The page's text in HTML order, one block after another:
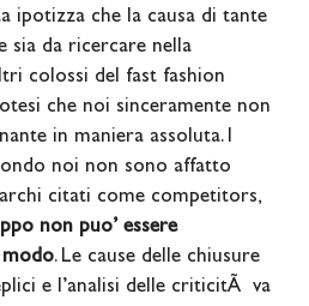
ipotizza che la causa di tante
sia da ricercare nella
colossi del fast fashion
che noi sinceramente non
in maniera assoluta. I
noi non sono affatto
citati come competitors,
non puo’ essere
modo. Le cause delle chiusure
e l’analisi delle criticitÃ va